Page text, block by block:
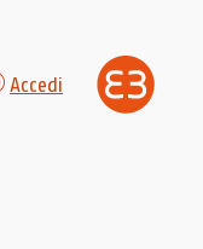
Accedi